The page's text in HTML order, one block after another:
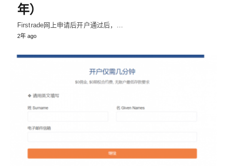
年）
Firstrade网上申请后开户通过后，…
2年 ago